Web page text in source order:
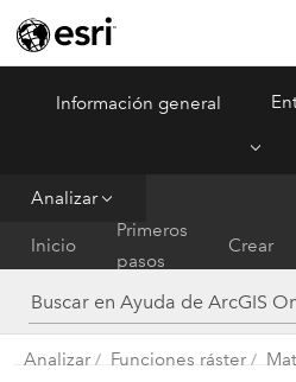
ArcGIS Online
Información general
Analizar
Inicio
Primeros
pasos
Crear
Analizar Funciones ráster